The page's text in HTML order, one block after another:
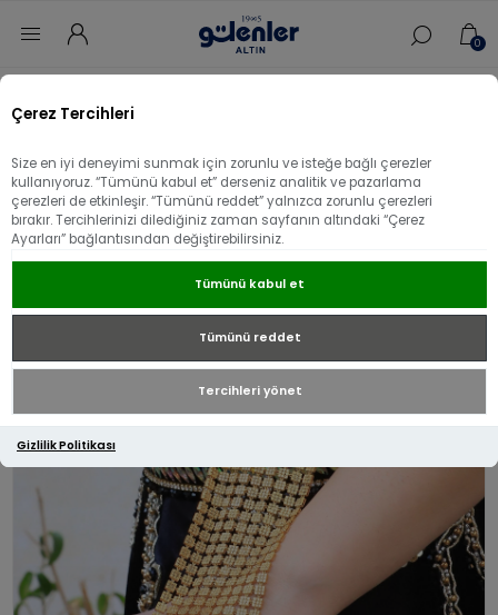
Çerez Tercihleri
Size en iyi deneyimi sunmak için zorunlu ve isteğe bağlı çerezler
kullanıyoruz. “Tümünü kabul et” derseniz analitik ve pazarlama
çerezleri de etkinleşir. “Tümünü reddet” yalnızca zorunlu çerezleri
bırakır. Tercihlerinizi dilediğiniz zaman sayfanın altındaki “Çerez
Ayarları” bağlantısından değiştirebilirsiniz.
Tümünü kabul et
Tümünü reddet
Tercihleri yönet
Gizlilik Politikası
0
22 Ayar Altın Kareli Şal Bileklik